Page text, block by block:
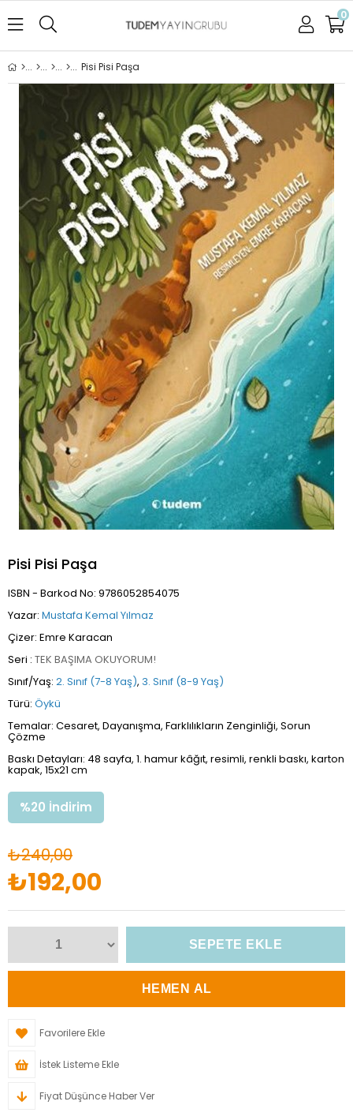
0
Pisi Pisi Paşa
Pisi Pisi Paşa
ISBN - Barkod No: 9786052854075
Yazar: Mustafa Kemal Yılmaz
Çizer: Emre Karacan
Seri : TEK BAŞIMA OKUYORUM!
Sınıf/Yaş: 2. Sınıf (7-8 Yaş), 3. Sınıf (8-9 Yaş)
Türü: Öykü
Temalar: Cesaret, Dayanışma, Farklılıkların Zenginliği, Sorun
Çözme
Baskı Detayları: 48 sayfa, 1. hamur kâğıt, resimli, renkli baskı, karton
kapak, 15x21 cm
%20 İndirim
₺240,00
₺192,00
Favorilere Ekle
İstek Listeme Ekle
Fiyat Düşünce Haber Ver